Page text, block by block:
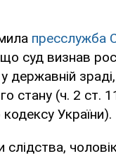
пресслужба
суд визнав
державній
стану (ч. 2 ст.
України).
слідства,